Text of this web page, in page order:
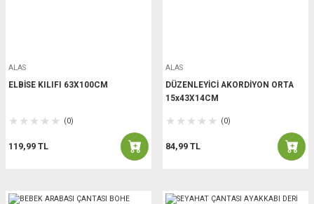
ALAS
ELBİSE KILIFI 63X100CM
(0)
119,99 TL
ALAS
DÜZENLEYİCİ AKORDİYON ORTA
15x43X14CM
(0)
84,99 TL